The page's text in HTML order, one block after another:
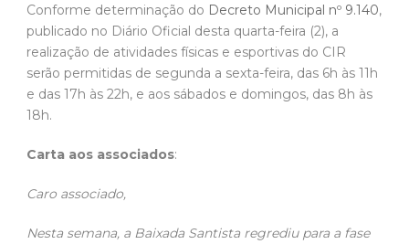
Conforme determinação do Decreto Municipal nº 9.140,
publicado no Diário Oficial desta quarta-feira (2), a
realização de atividades físicas e esportivas do CIR
serão permitidas de segunda a sexta-feira, das 6h às 11h
e das 17h às 22h, e aos sábados e domingos, das 8h às
18h.
Carta aos associados:
Caro associado,
Nesta semana, a Baixada Santista regrediu para a fase